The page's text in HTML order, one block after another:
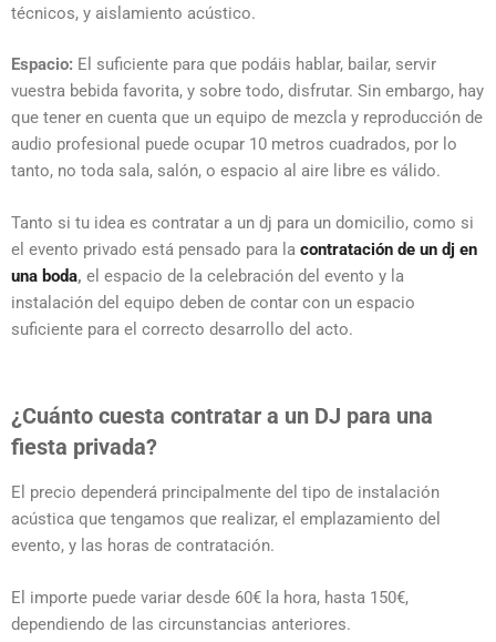
técnicos, y aislamiento acústico.
Espacio: El suficiente para que podáis hablar, bailar, servir
vuestra bebida favorita, y sobre todo, disfrutar. Sin embargo, hay
que tener en cuenta que un equipo de mezcla y reproducción de
audio profesional puede ocupar 10 metros cuadrados, por lo
tanto, no toda sala, salón, o espacio al aire libre es válido.
Tanto si tu idea es contratar a un dj para un domicilio, como si
el evento privado está pensado para la contratación de un dj en
una boda, el espacio de la celebración del evento y la
instalación del equipo deben de contar con un espacio
suficiente para el correcto desarrollo del acto.
¿Cuánto cuesta contratar a un DJ para una
fiesta privada?
El precio dependerá principalmente del tipo de instalación
acústica que tengamos que realizar, el emplazamiento del
evento, y las horas de contratación.
El importe puede variar desde 60€ la hora, hasta 150€,
dependiendo de las circunstancias anteriores.